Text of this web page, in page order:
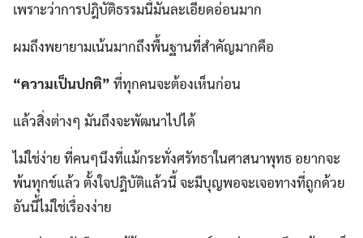
เพราะว่าการปฎิบัติธรรมนี้มันละเอียดอ่อนมาก
ผมถึงพยายามเน้นมากถึงพื้นฐานที่สำคัญมากคือ
“ความเป็นปกติ” ที่ทุกคนจะต้องเห็นก่อน
แล้วสิ่งต่างๆ มันถึงจะพัฒนาไปได้
ไม่ใช่ง่าย ที่คนๆนึงที่แม้กระทั่งศรัทธาในศาสนาพุทธ อยากจะ
พ้นทุกข์แล้ว ตั้งใจปฎิบัติแล้วนี้ จะมีบุญพอจะเจอทางที่ถูกด้วย
อันนี้ไม่ใช่เรื่องง่าย